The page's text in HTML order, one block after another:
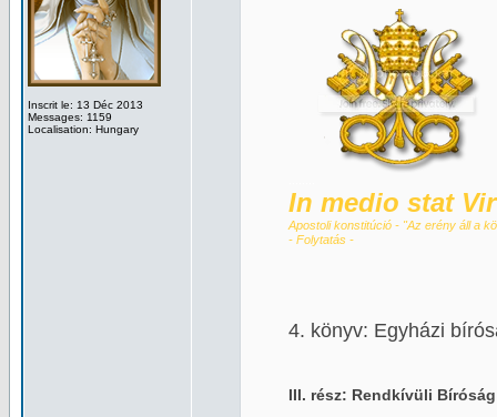
Inscrit le: 13 Déc 2013
Messages: 1159
Localisation: Hungary
In medio stat
Apostoli konstitúció - "Az erény áll a
- Folytatás -
4. könyv: Egyházi
III. rész: Rendkívüli Bíróság